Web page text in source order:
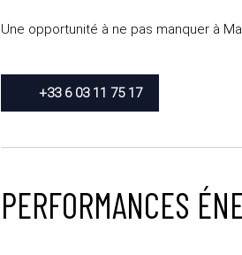
Une opportunité à ne pas manquer à
+33 6 03 11 75 17
PERFORMANCES